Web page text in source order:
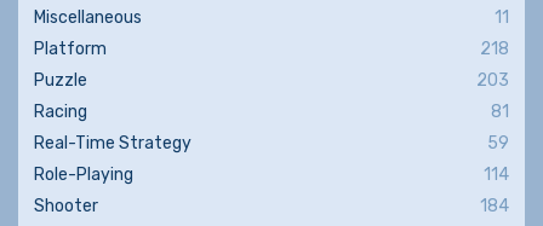
Miscellaneous
11
Platform
218
Puzzle
203
Racing
81
Real-Time Strategy
59
Role-Playing
114
Shooter
184